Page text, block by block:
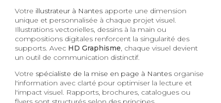
Votre illustrateur à Nantes apporte une dimension
unique et personnalisée à chaque projet visuel.
Illustrations vectorielles, dessins à la main ou
compositions digitales renforcent la singularité des
supports. Avec HD Graphisme, chaque visuel devient
un outil de communication distinctif.
Votre spécialiste de la mise en page à Nantes organise
l'information avec clarté pour optimiser la lecture et
l'impact visuel. Rapports, brochures, catalogues ou